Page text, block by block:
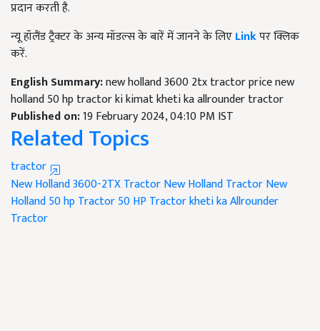
प्रदान करती है.
न्यू हॉलैंड ट्रैक्टर के अन्य मॉडल्स के बारें में जानने के लिएLinkपर क्लिक
करें.
English Summary:new holland 3600 2tx tractor price new
holland 50 hp tractor ki kimat kheti ka allrounder tractor
Published on:19 February 2024, 04:10 PM IST
Related Topics
tractor
New Holland 3600-2TX TractorNew Holland TractorNew
Holland 50 hp Tractor50 HP Tractorkheti ka Allrounder
Tractor